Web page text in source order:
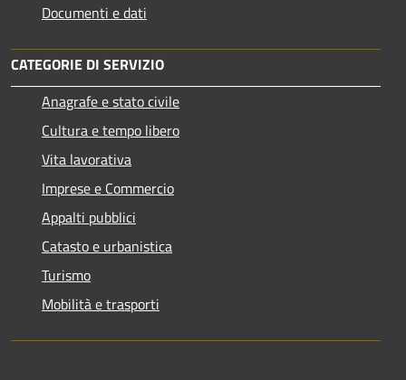
Documenti e dati
CATEGORIE DI SERVIZIO
Anagrafe e stato civile
Cultura e tempo libero
Vita lavorativa
Imprese e Commercio
Appalti pubblici
Catasto e urbanistica
Turismo
Mobilità e trasporti